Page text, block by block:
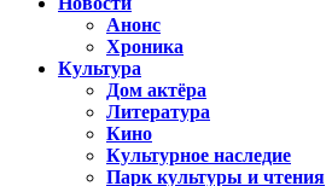
Анонс
Хроника
Культура
Дом актёра
Литература
Кино
Культурное наследие
Парк культуры и чтения